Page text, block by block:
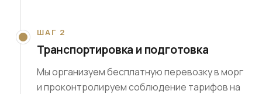
ШАГ 2
Транспортировка и подготовка
Мы организуем бесплатную перевозку в морг
и проконтролируем соблюдение тарифов на